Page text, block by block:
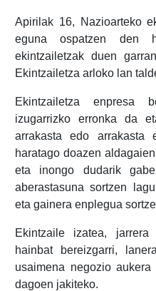
Apirilak 16, Nazioarteko
eguna ospatzen den
ekintzailetzak duen
Ekintzailetza arloko lan
Ekintzailetza enpresa
izugarrizko erronka da
arrakasta edo arrakasta
haratago doazen
eta inongo dudarik
aberastasuna sortzen
eta gainera enplegua
Ekintzaile izatea,
hainbat bereizgarri,
usaimena negozio
dagoen jakiteko.